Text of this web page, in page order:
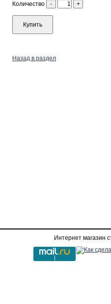
Количество - +
Купить
Назад в раздел
Интернет магазин